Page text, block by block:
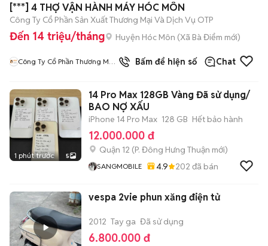
[***] 4 THỢ VẬN HÀNH MÁY HÓC MÔN
Công Ty Cổ Phần Sản Xuất Thương Mại Và Dịch Vụ OTP
Đến 14 triệu/tháng Huyện Hóc Môn (Xã Bà Điểm mới)
Công Ty Cổ Phần Thương Mại
Bấm để hiện số Chat
1 phút trước 5
14 Pro Max 128GB Vàng Đã sử dụng/
BAO NỢ XẤU
iPhone 14 Pro Max 128 GB Hết bảo hành
12.000.000 đ
Quận 12 (P. Đông Hưng Thuận mới)
SANGMOBILE 4.9 202 đã bán
vespa 2vie phun xăng điện tử
2012 Tay ga Đã sử dụng
6.800.000 đ